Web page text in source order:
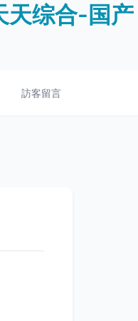
天综合-国产
訪客留言